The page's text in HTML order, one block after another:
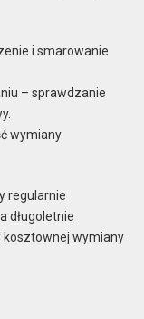
i smarowanie
– sprawdzanie
wymiany
regularnie
długoletnie
kosztownej wymiany